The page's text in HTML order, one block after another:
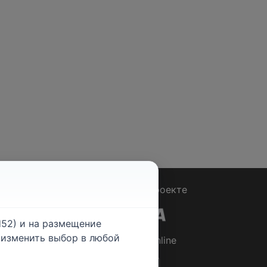
О проекте
© 2026Rabotniki.online
и на размещение
выбор в любой